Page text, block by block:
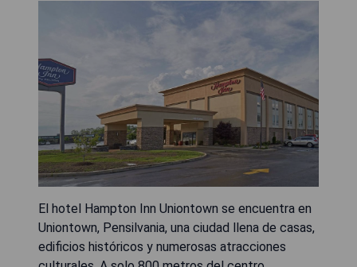
El hotel Hampton Inn Uniontown se encuentra en
Uniontown, Pensilvania, una ciudad llena de casas,
edificios históricos y numerosas atracciones